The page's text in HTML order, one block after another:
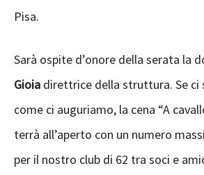
Pisa.
Sarà ospite d’onore della serata la
Gioia direttrice della struttura. Se ci
come ci auguriamo, la cena “A
terrà all’aperto con un numero
per il nostro club di 62 tra soci e